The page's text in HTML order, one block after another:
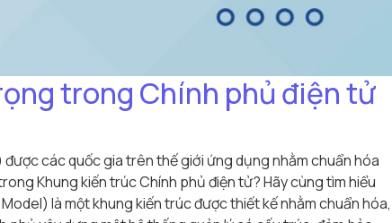
trong Chính phủ điện tử
các quốc gia trên thế giới ứng dụng nhằm chuẩn hóa
Khung kiến trúc Chính phủ điện tử? Hãy cùng tìm hiểu
là một khung kiến trúc được thiết kế nhằm chuẩn hóa,